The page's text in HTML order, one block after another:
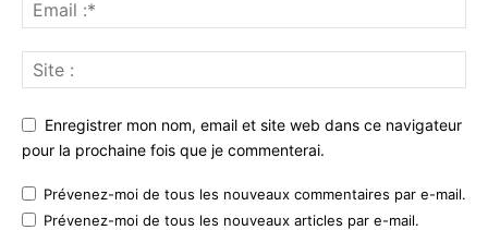
Enregistrer mon nom, email et site web dans ce navigateur
pour la prochaine fois que je commenterai.
Prévenez-moi de tous les nouveaux commentaires par e-mail.
Prévenez-moi de tous les nouveaux articles par e-mail.